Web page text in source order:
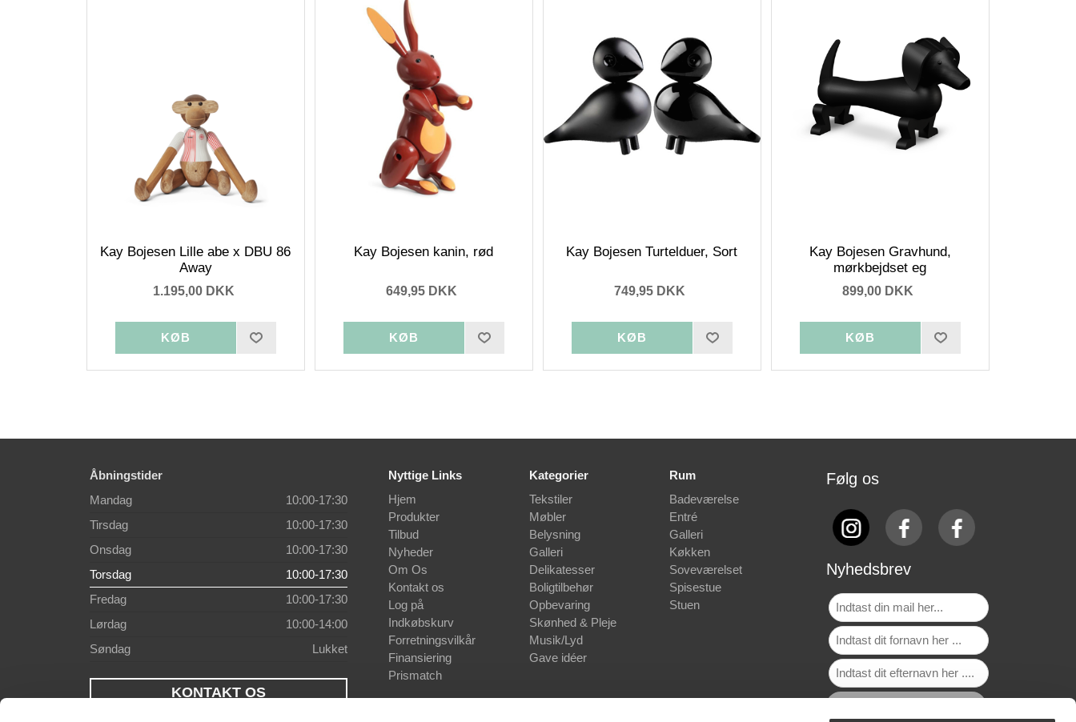
Kay Bojesen Lille abe x DBU 86
Away
1.195,00 DKK
Kay Bojesen kanin, rød
649,95 DKK
Kay Bojesen Turtelduer, Sort
749,95 DKK
Kay Bojesen Gravhund,
mørkbejdset eg
899,00 DKK
Åbningstider
Mandag
10:00-17:30
Tirsdag
10:00-17:30
Onsdag
10:00-17:30
Torsdag
10:00-17:30
Fredag
10:00-17:30
Lørdag
10:00-14:00
Søndag
Lukket
KONTAKT OS
Nyttige Links
Hjem
Produkter
Tilbud
Nyheder
Om Os
Kontakt os
Log på
Indkøbskurv
Forretningsvilkår
Finansiering
Prismatch
Kategorier
Tekstiler
Møbler
Belysning
Galleri
Delikatesser
Boligtilbehør
Opbevaring
Skønhed & Pleje
Musik/Lyd
Gave idéer
Rum
Badeværelse
Entré
Galleri
Køkken
Soveværelset
Spisestue
Stuen
Følg os
Nyhedsbrev